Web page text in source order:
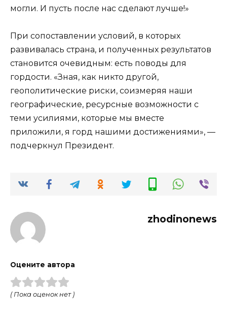
могли. И пусть после нас сделают лучше!»
При сопоставлении условий, в которых
развивалась страна, и полученных результатов
становится очевидным: есть поводы для
гордости. «Зная, как никто другой,
геополитические риски, соизмеряя наши
географические, ресурсные возможности с
теми усилиями, которые мы вместе
приложили, я горд нашими достижениями», —
подчеркнул Президент.
zhodinonews
Оцените автора
( Пока оценок нет )